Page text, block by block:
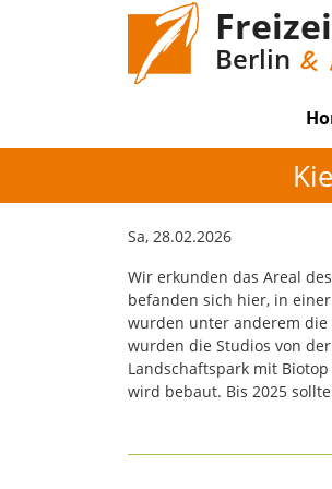
Berlin &
Sa, 28.02.2026
Wir erkunden das Areal
befanden sich hier, in
wurden unter anderem
wurden die Studios von
Landschaftspark mit
wird bebaut. Bis 2025